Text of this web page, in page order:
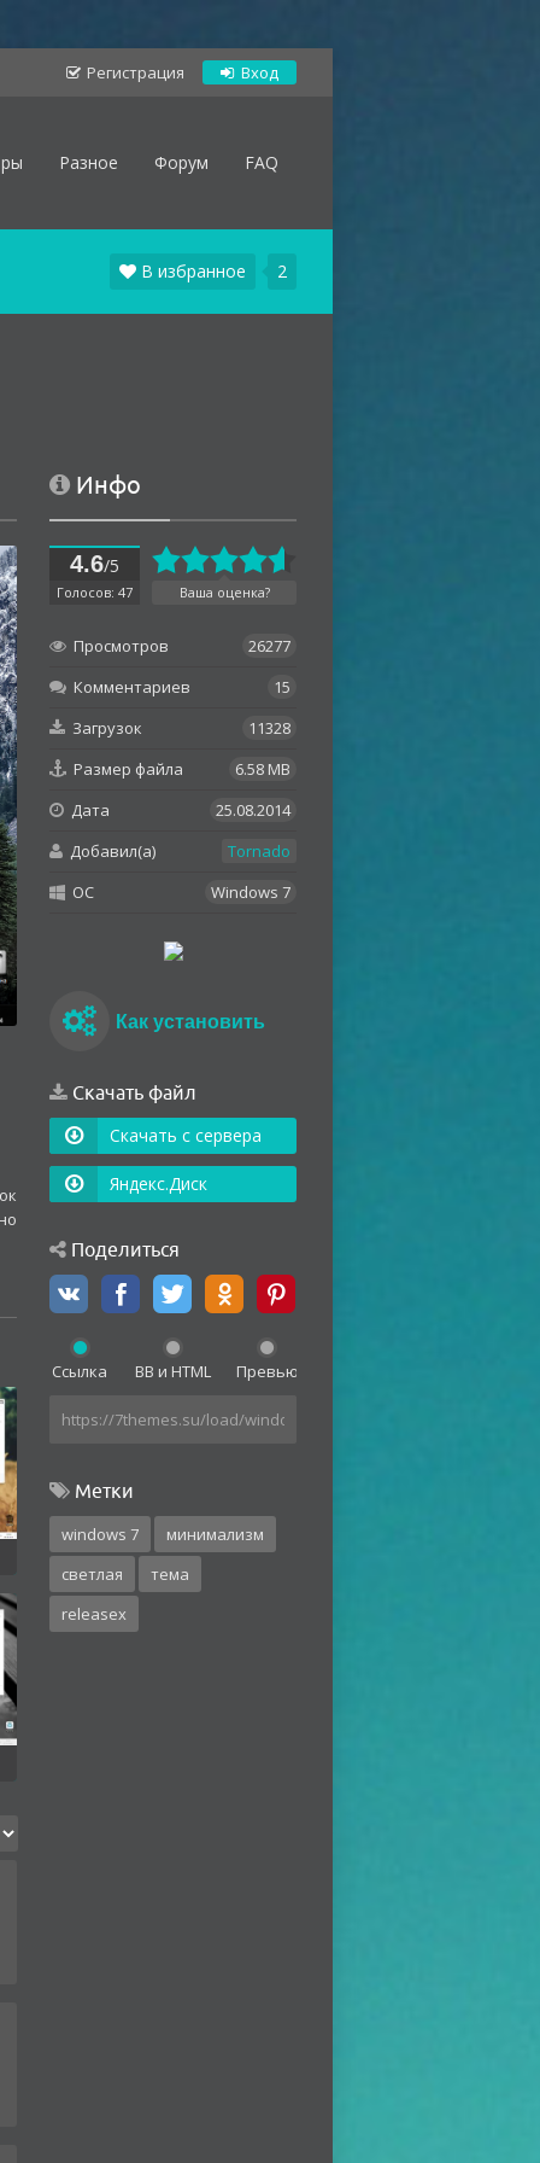
Регистрация Вход
Разное Форум FAQ
2
В избранное
Инфо
4.6/5
Голосов: 47 Ваша оценка?
Просмотров
26277
Комментариев
15
Загрузок
11328
Размер файла
6.58 MB
Дата
25.08.2014
Добавил(а)
Tornado
OC
Windows 7
Как установить
Скачать файл
Скачать с сервера
Яндекс.Диск
Поделиться
Ссылка BB и HTML Превью
Метки
windows 7
минимализм
светлая
тема
releasex